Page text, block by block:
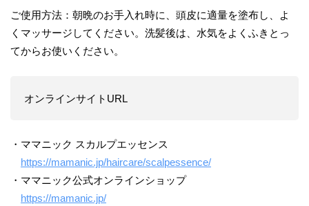
ご使用方法：朝晩のお手入れ時に、頭皮に適量を塗布し、よ
くマッサージしてください。洗髪後は、水気をよくふきとっ
てからお使いください。
オンラインサイトURL
・ママニック スカルプエッセンス
https://mamanic.jp/haircare/scalpessence/
・ママニック公式オンラインショップ
https://mamanic.jp/